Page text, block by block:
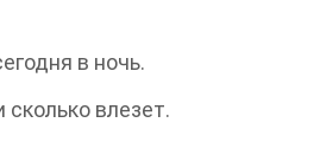
в ночь.
влезет.